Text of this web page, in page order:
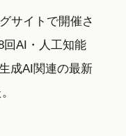
サイトで開催さ
回AI・人工知能
成AI関連の最新